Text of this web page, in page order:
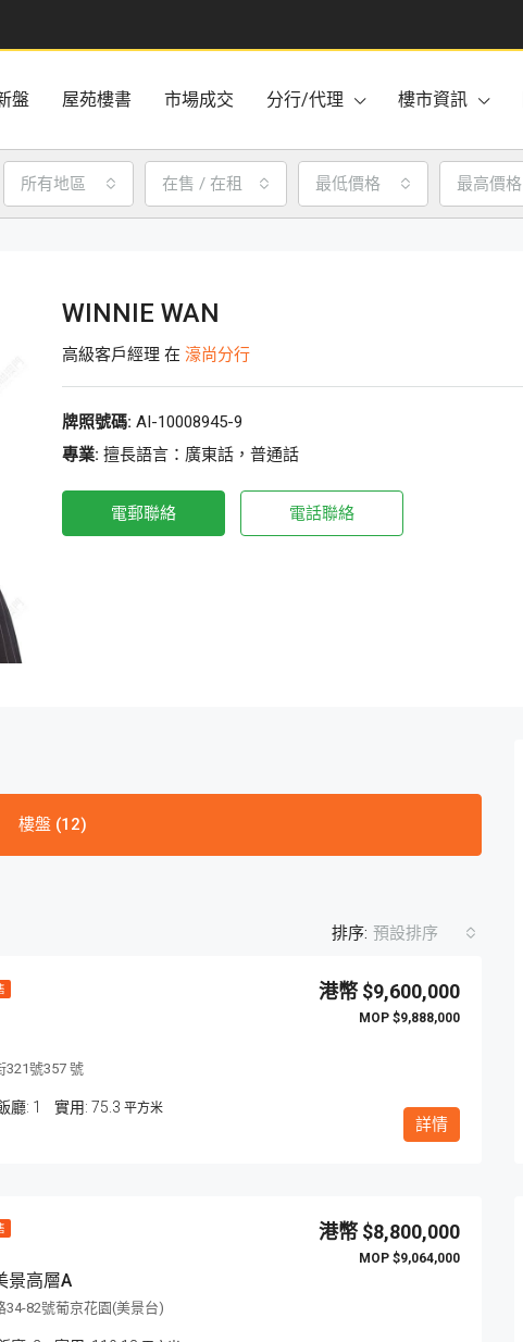
盤 屋苑樓書 市場成交 分行/代理 樓市資訊
所有地區 在售 / 在租 最低價格 最高價格
WINNIE WAN
高級客戶經理 在濠尚分行
牌照號碼: AI-10008945-9
專業: 擅長語言：廣東話，普通話
電郵聯絡 電話聯絡
樓盤 (12)
排序: 預設排序
$9,600,000
$9,888,000
321號357 號
廳: 1 75.3 平方米
詳情
景高層A
$8,800,000
$9,064,000
34-82號葡京花園(美景台)